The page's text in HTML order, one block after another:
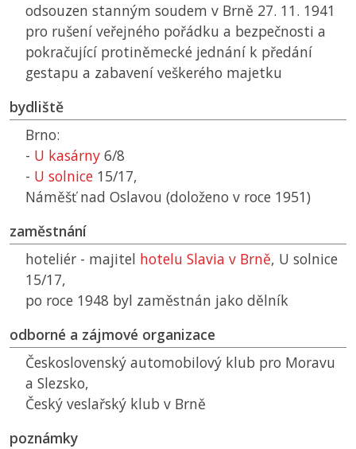
odsouzen stanným soudem v Brně 27. 11. 1941
pro rušení veřejného pořádku a bezpečnosti a
pokračující protiněmecké jednání k předání
gestapu a zabavení veškerého majetku
bydliště
Brno:
- U kasárny 6/8
- U solnice 15/17,
Náměšť nad Oslavou (doloženo v roce 1951)
zaměstnání
hoteliér - majitel hotelu Slavia v Brně, U solnice
15/17,
po roce 1948 byl zaměstnán jako dělník
odborné a zájmové organizace
Československý automobilový klub pro Moravu
a Slezsko,
Český veslařský klub v Brně
poznámky